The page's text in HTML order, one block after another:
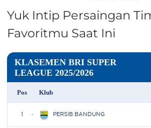
Yuk Intip Persaingan
Favoritmu Saat Ini